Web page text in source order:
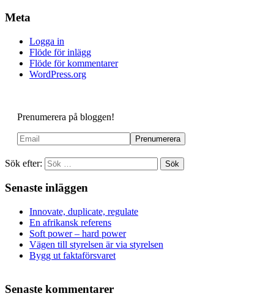
Meta
Logga in
Flöde för inlägg
Flöde för kommentarer
WordPress.org
Prenumerera på bloggen!
Sök efter:
Senaste inläggen
Innovate, duplicate, regulate
En afrikansk referens
Soft power – hard power
Vägen till styrelsen är via styrelsen
Bygg ut faktaförsvaret
Senaste kommentarer